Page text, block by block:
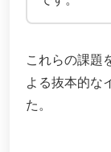
これらの課題
よる抜本的な
た。